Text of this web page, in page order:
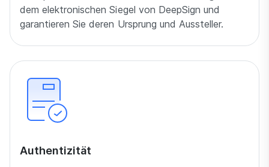
dem elektronischen Siegel von DeepSign und
garantieren Sie deren Ursprung und Aussteller.
Authentizität